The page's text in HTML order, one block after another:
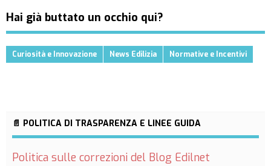
Hai già buttato un occhio qui?
Curiosità e Innovazione News Edilizia Normative e Incentivi
📄 POLITICA DI TRASPARENZA E LINEE GUIDA
Politica sulle correzioni del Blog Edilnet